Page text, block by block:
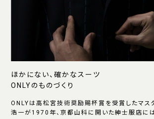
ほかにない、確かなスーツ
ONLYのものづくり
ONLYは高松宮技術奨励賜杯賞を受賞したマス
浩一が1970年、京都山科に開いた紳士服店には